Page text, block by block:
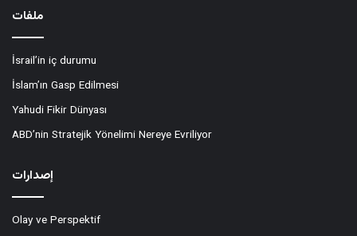
ملفات
İsrail’in iç durumu
İslam’ın Gasp Edilmesi
Yahudi Fikir Dünyası
ABD’nin Stratejik Yönelimi Nereye Evriliyor
إصدارات
Olay ve Perspektif